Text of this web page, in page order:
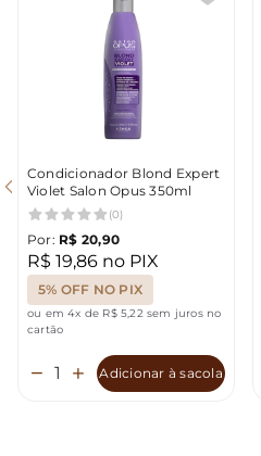
Condicionador Blond Expert
Violet Salon Opus 350ml
(0)
Por: R$ 20,90
R$ 19,86 no PIX
5% OFF NO PIX
ou em 4x de R$ 5,22 sem juros no
cartão
Adicionar à sacola